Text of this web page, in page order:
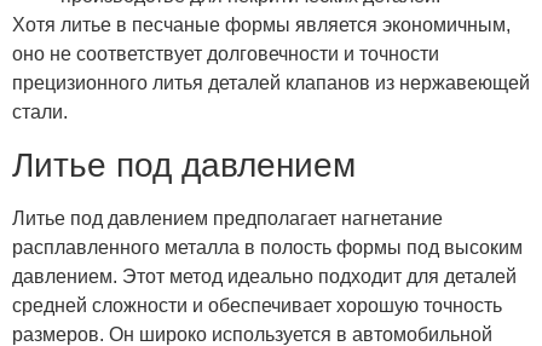
Хотя литье в песчаные формы является экономичным,
оно не соответствует долговечности и точности
прецизионного литья деталей клапанов из нержавеющей
стали.
Литье под давлением
Литье под давлением предполагает нагнетание
расплавленного металла в полость формы под высоким
давлением. Этот метод идеально подходит для деталей
средней сложности и обеспечивает хорошую точность
размеров. Он широко используется в автомобильной